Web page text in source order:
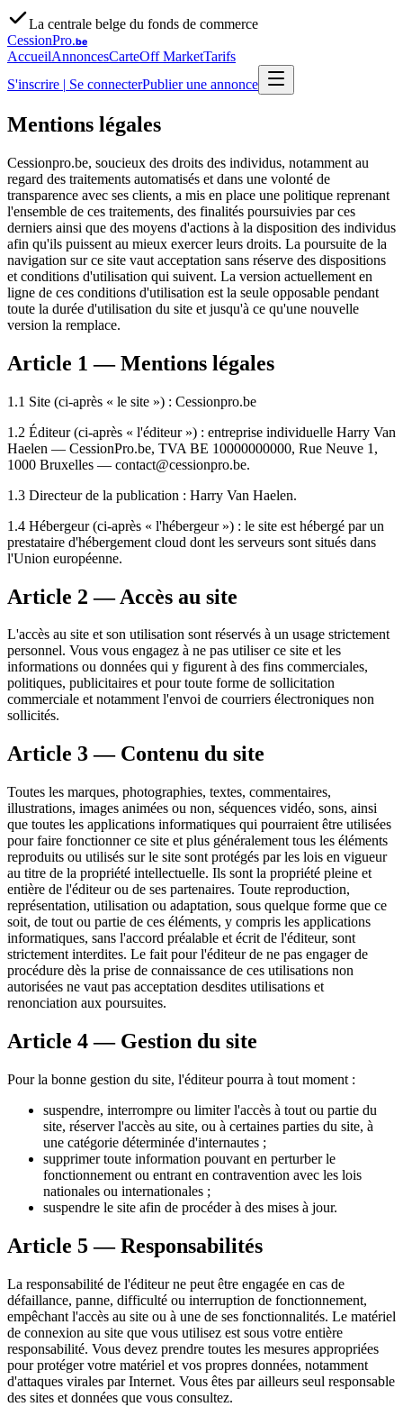
La centrale belge du fonds de commerce
CessionPro.be
AccueilAnnoncesCarteOff MarketTarifs
S'inscrire | Se connecterPublier une annonce
Mentions légales
Cessionpro.be, soucieux des droits des individus, notamment au
regard des traitements automatisés et dans une volonté de
transparence avec ses clients, a mis en place une politique reprenant
l'ensemble de ces traitements, des finalités poursuivies par ces
derniers ainsi que des moyens d'actions à la disposition des individus
afin qu'ils puissent au mieux exercer leurs droits. La poursuite de la
navigation sur ce site vaut acceptation sans réserve des dispositions
et conditions d'utilisation qui suivent. La version actuellement en
ligne de ces conditions d'utilisation est la seule opposable pendant
toute la durée d'utilisation du site et jusqu'à ce qu'une nouvelle
version la remplace.
Article 1 — Mentions légales
1.1 Site (ci-après « le site ») : Cessionpro.be
1.2 Éditeur (ci-après « l'éditeur ») : entreprise individuelle Harry Van
Haelen — CessionPro.be, TVA BE 10000000000, Rue Neuve 1,
1000 Bruxelles — contact@cessionpro.be.
1.3 Directeur de la publication : Harry Van Haelen.
1.4 Hébergeur (ci-après « l'hébergeur ») : le site est hébergé par un
prestataire d'hébergement cloud dont les serveurs sont situés dans
l'Union européenne.
Article 2 — Accès au site
L'accès au site et son utilisation sont réservés à un usage strictement
personnel. Vous vous engagez à ne pas utiliser ce site et les
informations ou données qui y figurent à des fins commerciales,
politiques, publicitaires et pour toute forme de sollicitation
commerciale et notamment l'envoi de courriers électroniques non
sollicités.
Article 3 — Contenu du site
Toutes les marques, photographies, textes, commentaires,
illustrations, images animées ou non, séquences vidéo, sons, ainsi
que toutes les applications informatiques qui pourraient être utilisées
pour faire fonctionner ce site et plus généralement tous les éléments
reproduits ou utilisés sur le site sont protégés par les lois en vigueur
au titre de la propriété intellectuelle. Ils sont la propriété pleine et
entière de l'éditeur ou de ses partenaires. Toute reproduction,
représentation, utilisation ou adaptation, sous quelque forme que ce
soit, de tout ou partie de ces éléments, y compris les applications
informatiques, sans l'accord préalable et écrit de l'éditeur, sont
strictement interdites. Le fait pour l'éditeur de ne pas engager de
procédure dès la prise de connaissance de ces utilisations non
autorisées ne vaut pas acceptation desdites utilisations et
renonciation aux poursuites.
Article 4 — Gestion du site
Pour la bonne gestion du site, l'éditeur pourra à tout moment :
suspendre, interrompre ou limiter l'accès à tout ou partie du
site, réserver l'accès au site, ou à certaines parties du site, à
une catégorie déterminée d'internautes ;
supprimer toute information pouvant en perturber le
fonctionnement ou entrant en contravention avec les lois
nationales ou internationales ;
suspendre le site afin de procéder à des mises à jour.
Article 5 — Responsabilités
La responsabilité de l'éditeur ne peut être engagée en cas de
défaillance, panne, difficulté ou interruption de fonctionnement,
empêchant l'accès au site ou à une de ses fonctionnalités. Le matériel
de connexion au site que vous utilisez est sous votre entière
responsabilité. Vous devez prendre toutes les mesures appropriées
pour protéger votre matériel et vos propres données, notamment
d'attaques virales par Internet. Vous êtes par ailleurs seul responsable
des sites et données que vous consultez.